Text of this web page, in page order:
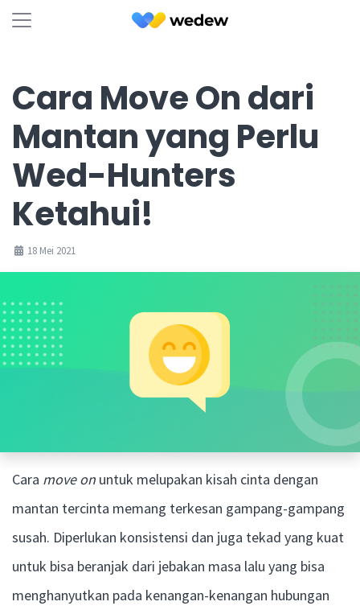
Cara Move On dari
Mantan yang Perlu
Wed-Hunters
Ketahui!
18 Mei 2021
Cara move on untuk melupakan kisah cinta dengan
mantan tercinta memang terkesan gampang-gampang
susah. Diperlukan konsistensi dan juga tekad yang kuat
untuk bisa beranjak dari jebakan masa lalu yang bisa
menghanyutkan pada kenangan-kenangan hubungan